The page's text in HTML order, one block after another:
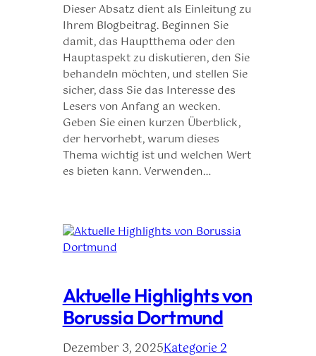
Dieser Absatz dient als Einleitung zu
Ihrem Blogbeitrag. Beginnen Sie
damit, das Hauptthema oder den
Hauptaspekt zu diskutieren, den Sie
behandeln möchten, und stellen Sie
sicher, dass Sie das Interesse des
Lesers von Anfang an wecken.
Geben Sie einen kurzen Überblick,
der hervorhebt, warum dieses
Thema wichtig ist und welchen Wert
es bieten kann. Verwenden…
Aktuelle Highlights von
Borussia Dortmund
Dezember 3, 2025Kategorie 2